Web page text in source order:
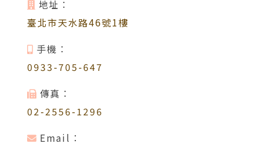
地址：
臺北市天水路46號1樓
手機：
0933-705-647
傳真：
02-2556-1296
Email：